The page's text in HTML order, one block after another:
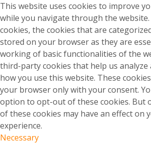
This website uses cookies to improve
while you navigate through the
cookies, the cookies that are
stored on your browser as they are
working of basic functionalities of the
third-party cookies that help us analyze
how you use this website. These
your browser only with your consent.
option to opt-out of these cookies. But
of these cookies may have an effect on
experience.
Necessary